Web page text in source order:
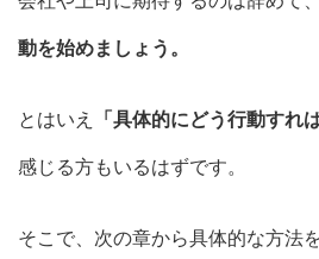
動を始めましょう。
とはいえ 「具体的にどう行動すれ
感じる方もいるはずです。
そこで、次の章から具体的な方法